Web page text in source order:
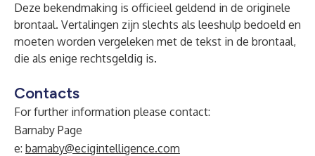
Deze bekendmaking is officieel geldend in de originele
brontaal. Vertalingen zijn slechts als leeshulp bedoeld en
moeten worden vergeleken met de tekst in de brontaal,
die als enige rechtsgeldig is.
Contacts
For further information please contact:
Barnaby Page
e: barnaby@ecigintelligence.com